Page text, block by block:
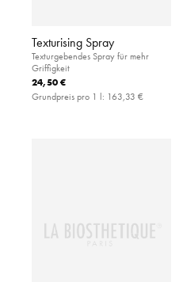
Texturising Spray
Texturgebendes Spray für mehr
Griffigkeit
24,50 €
Grundpreis pro 1 l: 163,33 €